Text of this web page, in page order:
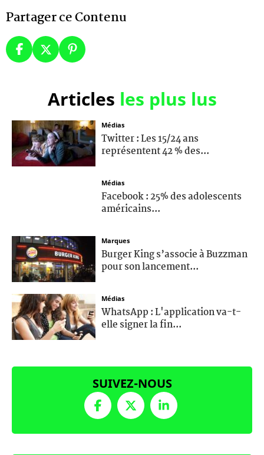
Partager ce Contenu
Articles les plus lus
Médias
Twitter : Les 15/24 ans
représentent 42 % des...
Médias
Facebook : 25% des adolescents
américains...
Marques
Burger King s’associe à Buzzman
pour son lancement...
Médias
WhatsApp : L'application va-t-
elle signer la fin...
SUIVEZ-NOUS